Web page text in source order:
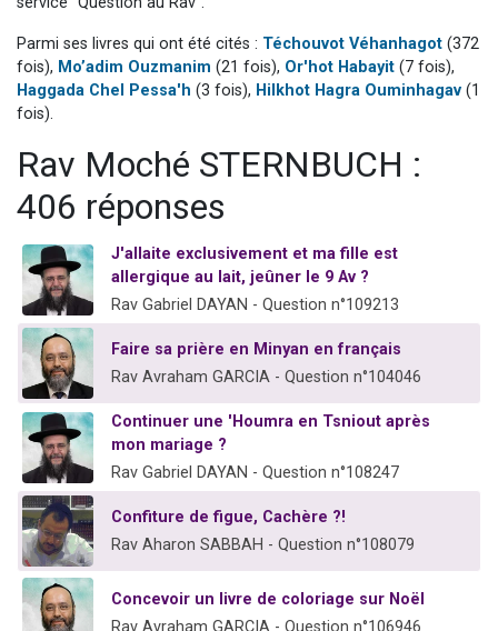
61 personnes viennent de demander une bénédiction
Ariel vient de donner son Maasser
Eva vient de donner son Maasser
Parmi ses livres qui ont été cités : Téchouvot Véhanhagot (372
fois), Mo’adim Ouzmanim (21 fois), Or'hot Habayit (7 fois),
Haggada Chel Pessa'h (3 fois), Hilkhot Hagra Ouminhagav (1
fois).
Rav Moché STERNBUCH :
406 réponses
J'allaite exclusivement et ma fille est
allergique au lait, jeûner le 9 Av ?
Rav Gabriel DAYAN - Question n°109213
Faire sa prière en Minyan en français
Rav Avraham GARCIA - Question n°104046
Continuer une 'Houmra en Tsniout après
mon mariage ?
Rav Gabriel DAYAN - Question n°108247
Confiture de figue, Cachère ?!
Rav Aharon SABBAH - Question n°108079
Concevoir un livre de coloriage sur Noël